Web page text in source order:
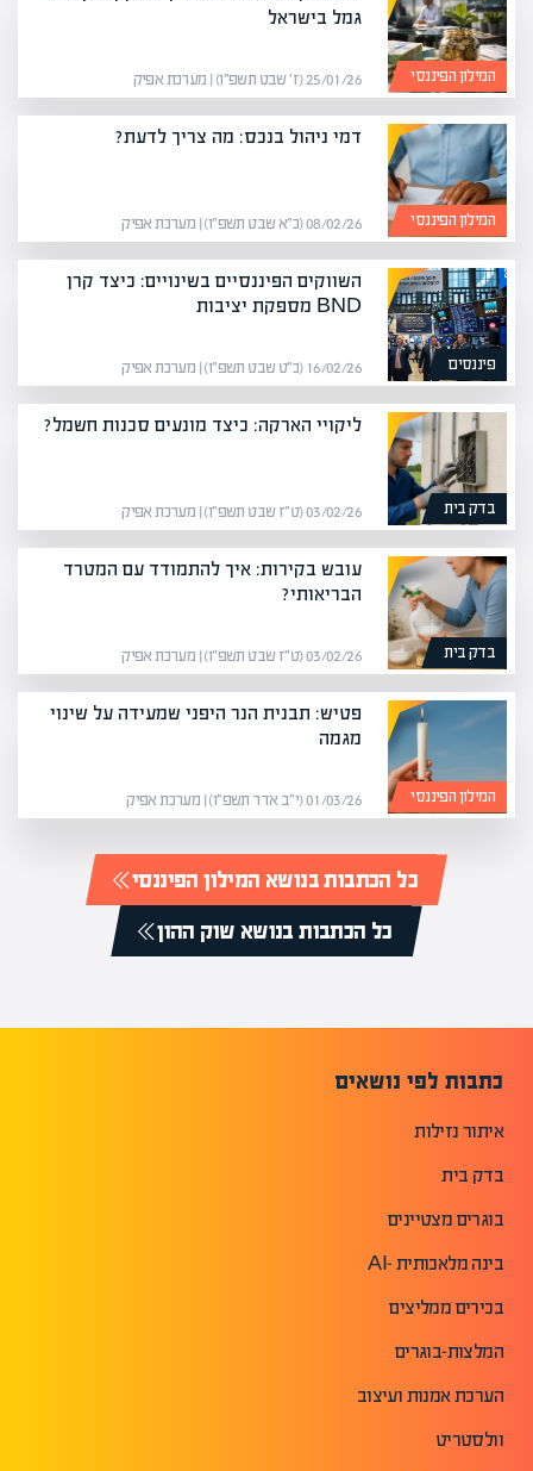
המילון הפיננסי
גמל בישראל
25/01/26 (ז׳ שבט תשפ״ו) | מערכת אפיק
המילון הפיננסי
דמי ניהול בנכס: מה צריך לדעת?
08/02/26 (כ״א שבט תשפ״ו) | מערכת אפיק
פיננסים
השווקים הפיננסיים בשינויים: כיצד קרן
BND מספקת יציבות
16/02/26 (כ״ט שבט תשפ״ו) | מערכת אפיק
בדק בית
ליקויי הארקה: כיצד מונעים סכנות חשמל?
03/02/26 (ט״ז שבט תשפ״ו) | מערכת אפיק
בדק בית
עובש בקירות: איך להתמודד עם המטרד
הבריאותי?
03/02/26 (ט״ז שבט תשפ״ו) | מערכת אפיק
המילון הפיננסי
פטיש: תבנית הנר היפני שמעידה על שינוי
מגמה
01/03/26 (י״ב אדר תשפ״ו) | מערכת אפיק
כל הכתבות בנושא המילון הפיננסי
כל הכתבות בנושא שוק ההון
כתבות לפי נושאים
איתור נזילות
בדק בית
בוגרים מצטיינים
בינה מלאכותית -AI
בכירים ממליצים
המלצות-בוגרים
הערכת אמנות ועיצוב
וולסטריט